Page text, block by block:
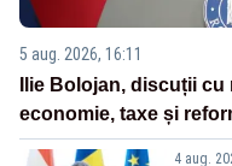
5 aug. 2026, 16:11
Ilie Bolojan, discuții
economie, taxe și
4 aug.